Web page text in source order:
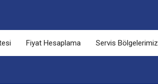
Fiyat Hesaplama Servis Bölgelerimiz